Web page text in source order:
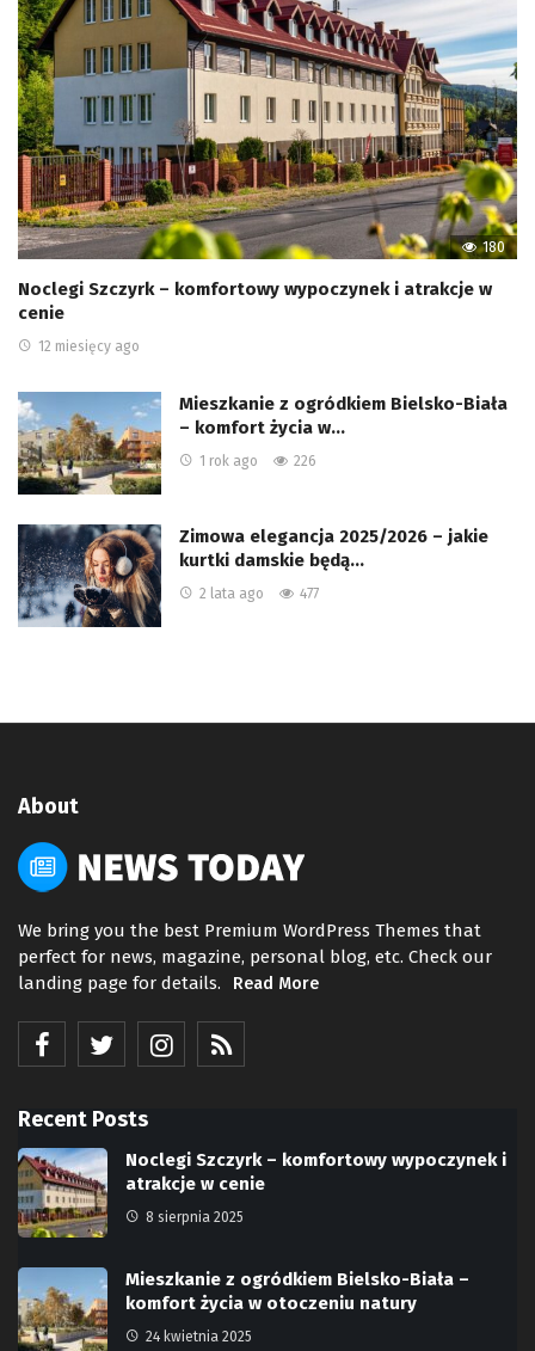
180
Noclegi Szczyrk – komfortowy wypoczynek i atrakcje w
cenie
12 miesięcy ago
Mieszkanie z ogródkiem Bielsko-Biała
– komfort życia w…
1 rok ago 226
Zimowa elegancja 2025/2026 – jakie
kurtki damskie będą…
2 lata ago 477
About
We bring you the best Premium WordPress Themes that
perfect for news, magazine, personal blog, etc. Check our
landing page for details.
Read More
Recent Posts
Noclegi Szczyrk – komfortowy wypoczynek i
atrakcje w cenie
8 sierpnia 2025
Mieszkanie z ogródkiem Bielsko-Biała –
komfort życia w otoczeniu natury
24 kwietnia 2025